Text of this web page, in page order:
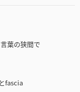
葉の狭間で
fascia